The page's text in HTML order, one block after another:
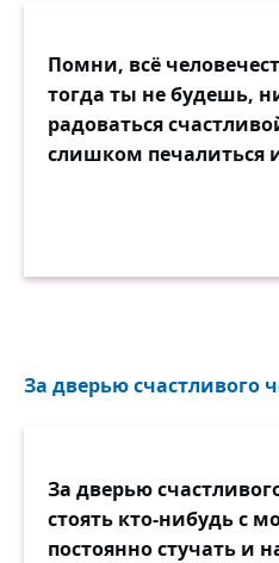
Помни, всё
тогда ты не будешь,
радоваться
слишком печалиться
За дверью счастливого
За дверью
стоять кто-нибудь с
постоянно стучать и